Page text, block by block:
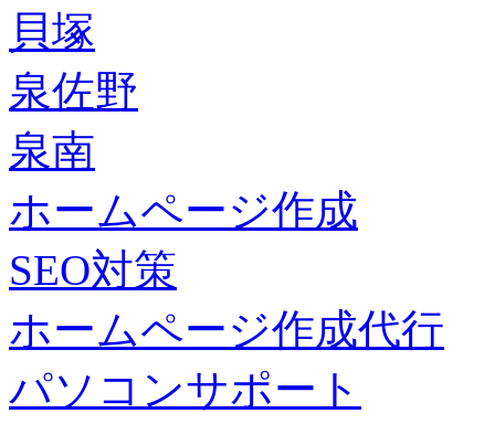
貝塚
泉佐野
泉南
ホームページ作成
SEO対策
ホームページ作成代行
パソコンサポート